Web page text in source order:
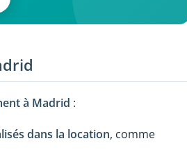
à Madrid :
dans la location, comme